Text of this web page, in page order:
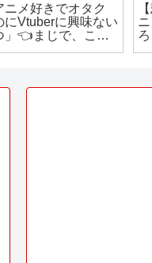
絶望】アニメ「リゼ
」第54話、敵に捕ま
たエミリアが裸にさ